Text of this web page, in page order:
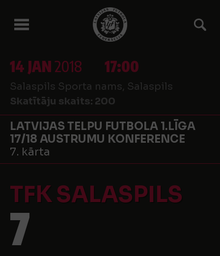
14 JAN2018 17:00
Salaspils Sporta nams, Salaspils
Skatītāju skaits: 200
LATVIJAS TELPU FUTBOLA 1.LĪGA
17/18 AUSTRUMU KONFERENCE
7. kārta
TFK SALASPILS
7